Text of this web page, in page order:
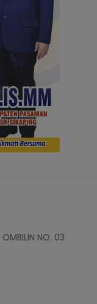
NO. 03